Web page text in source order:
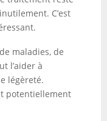
C’est
maladies, de
l’aider à
légèreté.
potentiellement